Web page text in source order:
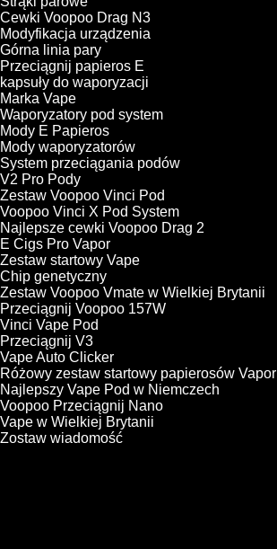
Cewki Voopoo Drag N3
Modyfikacja urządzenia
Górna linia pary
Przeciągnij papieros E
kapsuły do ​​waporyzacji
Marka Vape
Waporyzatory pod system
Mody E Papieros
Mody waporyzatorów
System przeciągania podów
V2 Pro Pody
Zestaw Voopoo Vinci Pod
Voopoo Vinci X Pod System
Najlepsze cewki Voopoo Drag 2
E Cigs Pro Vapor
Zestaw startowy Vape
Chip genetyczny
Zestaw Voopoo Vmate w Wielkiej Brytanii
Przeciągnij Voopoo 157W
Vinci Vape Pod
Przeciągnij V3
Vape Auto Clicker
Różowy zestaw startowy papierosów Vapor
Najlepszy Vape Pod w Niemczech
Voopoo Przeciągnij Nano
Vape w Wielkiej Brytanii
Zostaw wiadomość